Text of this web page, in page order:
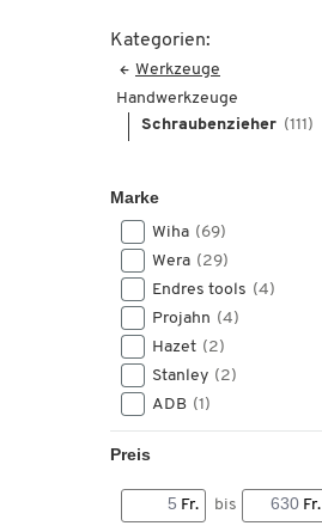
Kategorien:
Werkzeuge
Handwerkzeuge
Schraubenzieher (111)
Marke
Wiha (69)
Wera (29)
Endres tools (4)
Projahn (4)
Hazet (2)
Stanley (2)
ADB (1)
Preis
Fr. bis Fr.